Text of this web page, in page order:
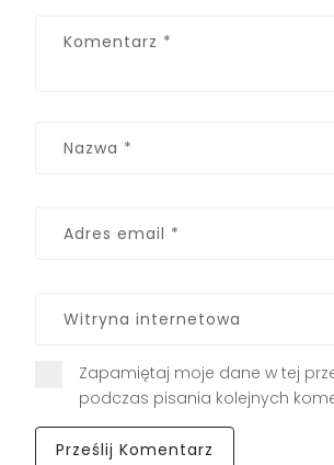
Zapamiętaj moje dane w tej
podczas pisania kolejnych